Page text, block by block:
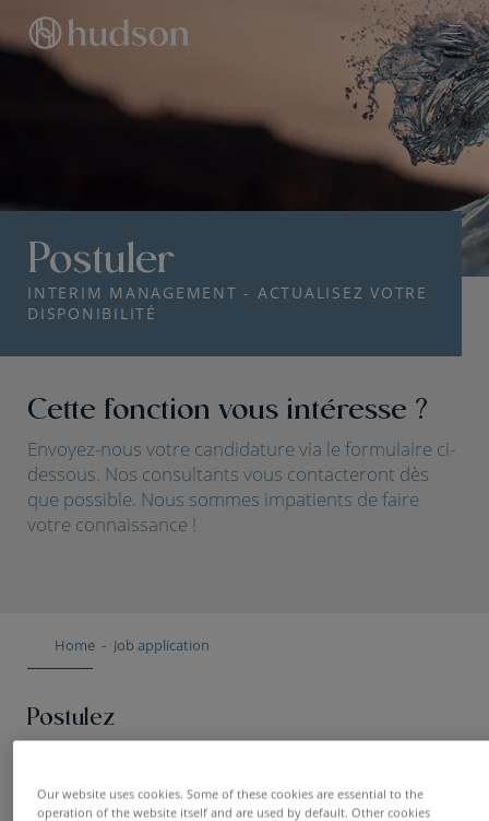
Postuler
INTERIM MANAGEMENT - ACTUALISEZ VOTRE
DISPONIBILITÉ
Home Job application
Cette fonction vous intéresse ?
Envoyez-nous votre candidature via le formulaire ci-
dessous. Nos consultants vous contacteront dès
que possible. Nous sommes impatients de faire
votre connaissance !
Postulez
Our website uses cookies. Some of these cookies are essential to the
operation of the website itself and are used by default. Other cookies